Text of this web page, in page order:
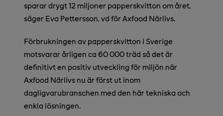
sparar drygt 12 miljoner papperskvitton om året,
säger Eva Pettersson, vd för Axfood Närlivs.
Förbrukningen av papperskvitton i Sverige
motsvarar årligen ca 60 000 träd så det är
definitivt en positiv utveckling för miljön när
Axfood Närlivs nu är först ut inom
dagligvarubranschen med den här tekniska och
enkla lösningen.